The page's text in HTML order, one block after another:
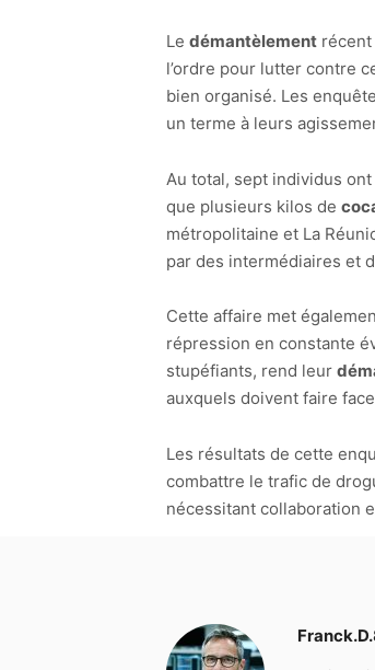
Le démantèlement récent
l’ordre pour lutter contre
bien organisé. Les
un terme à leurs
Au total, sept individus
que plusieurs kilos de
métropolitaine et La
par des intermédiaires et
Cette affaire met
répression en constante
stupéfiants, rend leur
auxquels doivent faire
Les résultats de cette
combattre le trafic de
nécessitant collaboration